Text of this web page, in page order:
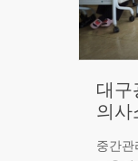
대
의사
중간